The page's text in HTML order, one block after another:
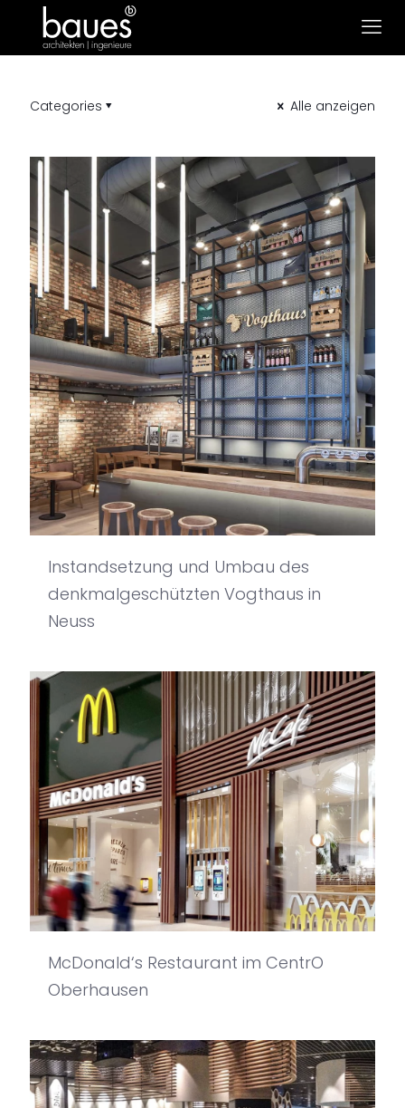
Categories Alle anzeigen
Instandsetzung und Umbau des
denkmalgeschützten Vogthaus in
Neuss
McDonald‘s Restaurant im CentrO
Oberhausen